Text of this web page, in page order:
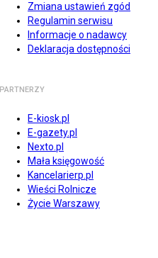
Zmiana ustawień zgód
Regulamin serwisu
Informacje o nadawcy
Deklaracja dostępności
PARTNERZY
E-kiosk.pl
E-gazety.pl
Nexto.pl
Mała księgowość
Kancelarierp.pl
Wieści Rolnicze
Życie Warszawy